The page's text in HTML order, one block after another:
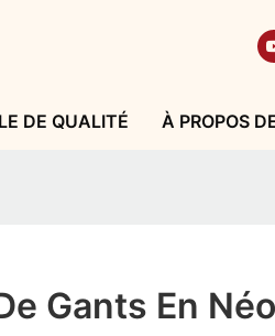
DE QUALITÉ À PROPOS
Gants En